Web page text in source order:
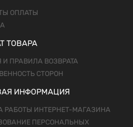
ОПЛАТЫ
ТОВАРА
И ПРАВИЛА ВОЗВРАТА
СТОРОН
ИНФОРМАЦИЯ
РАБОТЫ ИНТЕРНЕТ-МАГАЗИНА
ПЕРСОНАЛЬНЫХ